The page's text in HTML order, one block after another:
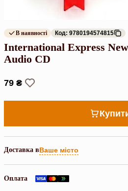
В наявності Код: 9780194574815
International Express
Audio CD
79 ₴
Доставка вВаше місто
Оплата